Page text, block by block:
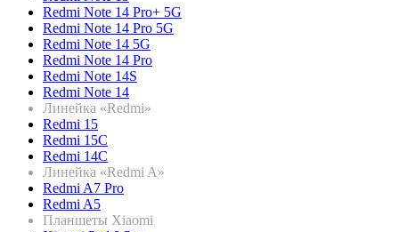
Redmi Note 14 Pro+ 5G
Redmi Note 14 Pro 5G
Redmi Note 14 5G
Redmi Note 14 Pro
Redmi Note 14S
Redmi Note 14
Линейка «Redmi»
Redmi 15
Redmi 15C
Redmi 14C
Линейка «Redmi A»
Redmi A7 Pro
Redmi A5
Планшеты Xiaomi